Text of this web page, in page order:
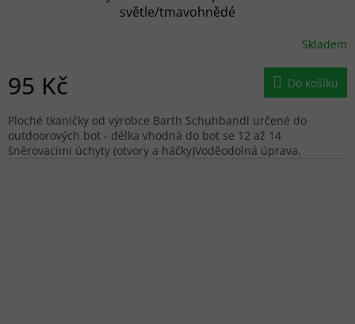
světle/tmavohnědé
Skladem
95 Kč Do košíku
Ploché tkaničky od výrobce Barth Schuhbandl určené do
outdoorových bot - délka vhodná do bot se 12 až 14
šněrovacími úchyty (otvory a háčky)Voděodolná úprava.